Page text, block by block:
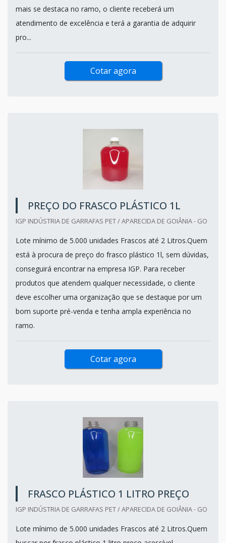
mais se destaca no ramo, o cliente receberá um
atendimento de excelência e terá a garantia de adquirir
pro...
Cotar agora
PREÇO DO FRASCO PLÁSTICO 1L
IGP INDÚSTRIA DE GARRAFAS PET / APARECIDA DE GOIÂNIA - GO
Lote mínimo de 5.000 unidades Frascos até 2 Litros.Quem
está à procura de preço do frasco plástico 1l, sem dúvidas,
conseguirá encontrar na empresa IGP. Para receber
produtos que atendem qualquer necessidade, o cliente
deve escolher uma organização que se destaque por um
bom suporte pré-venda e tenha ampla experiência no
ramo.
Cotar agora
FRASCO PLÁSTICO 1 LITRO PREÇO
IGP INDÚSTRIA DE GARRAFAS PET / APARECIDA DE GOIÂNIA - GO
Lote mínimo de 5.000 unidades Frascos até 2 Litros.Quem